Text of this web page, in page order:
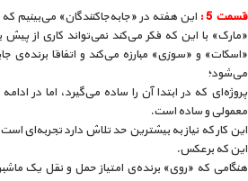
قسمت 5 :
این هفته در «جا‌به‌جا‌کنندگان» می‌بینیم
«مارک» با این که فکر می‌کند نمی‌تواند کاری از پیش
می‌شود؛
پروژه‌ای که در ابتدا آن را ساده می‌گیرد، اما در
معمولی و ساده‌ است.
این کار که نیاز به بیشترین حد تلاش دارد تجربه‌ای
این که برعکس.